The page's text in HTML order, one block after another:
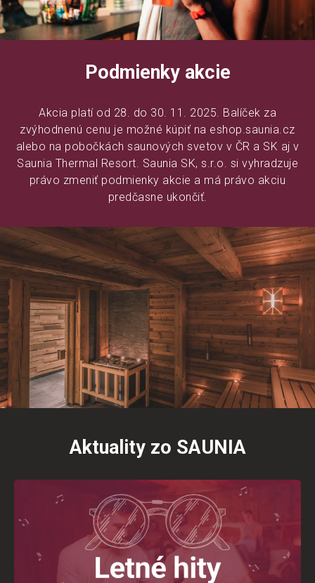
Podmienky akcie
Akcia platí od 28. do 30. 11. 2025. Balíček za
zvýhodnenú cenu je možné kúpiť na eshop.saunia.cz
alebo na pobočkách saunových svetov v ČR a SK aj v
Saunia Thermal Resort. Saunia SK, s.r.o. si vyhradzuje
právo zmeniť podmienky akcie a má právo akciu
predčasne ukončiť.
Aktuality zo SAUNIA